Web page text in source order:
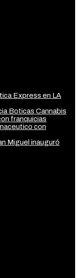
Express en LA
Boticas Cannabis
franquicias
con
Miguel inauguró